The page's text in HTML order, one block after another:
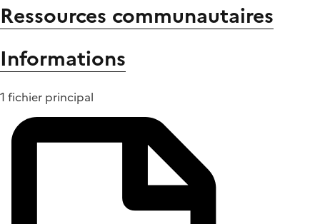
Ressources communautaires
Informations
1 fichier principal